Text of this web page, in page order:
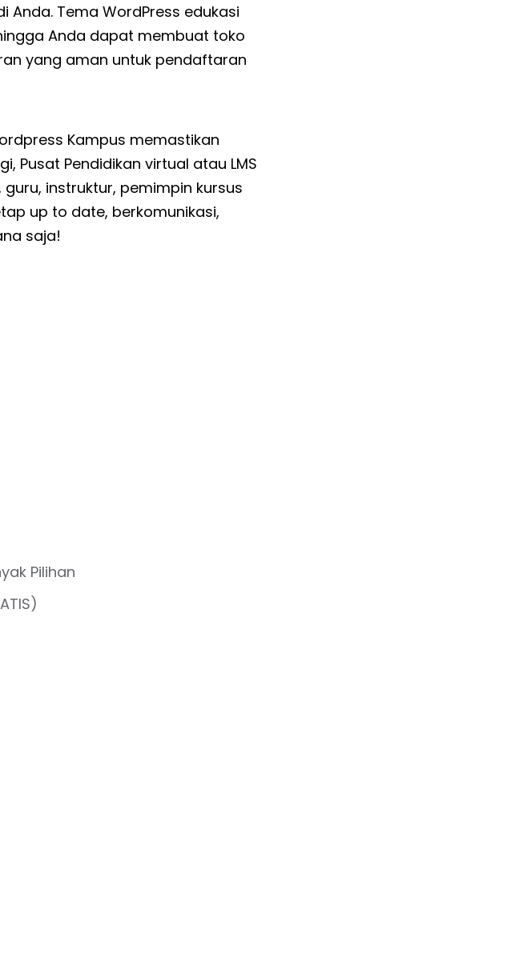
Tema WordPress edukasi
Anda dapat membuat toko
yang aman untuk pendaftaran
Kampus memastikan
Pusat Pendidikan virtual atau LMS
instruktur, pemimpin kursus
up to date, berkomunikasi,
saja!
Pilihan